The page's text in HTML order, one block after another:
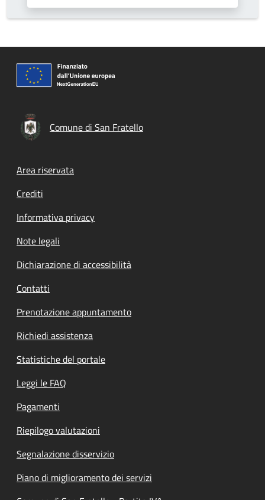
Comune di San Fratello
Footer menu
Area riservata
Crediti
Informativa privacy
Note legali
Dichiarazione di accessibilità
Contatti
Prenotazione appuntamento
Richiedi assistenza
Statistiche del portale
Leggi le FAQ
Pagamenti
Riepilogo valutazioni
Segnalazione disservizio
Piano di miglioramento dei servizi